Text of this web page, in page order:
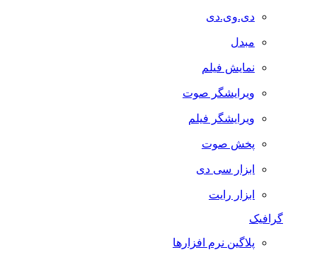
دی.وی.دی
مبدل
نمایش فیلم
ویرایشگر صوت
ویرایشگر فیلم
پخش صوت
ابزار سی دی
ابزار رایت
گرافیک
پلاگین نرم افزارها